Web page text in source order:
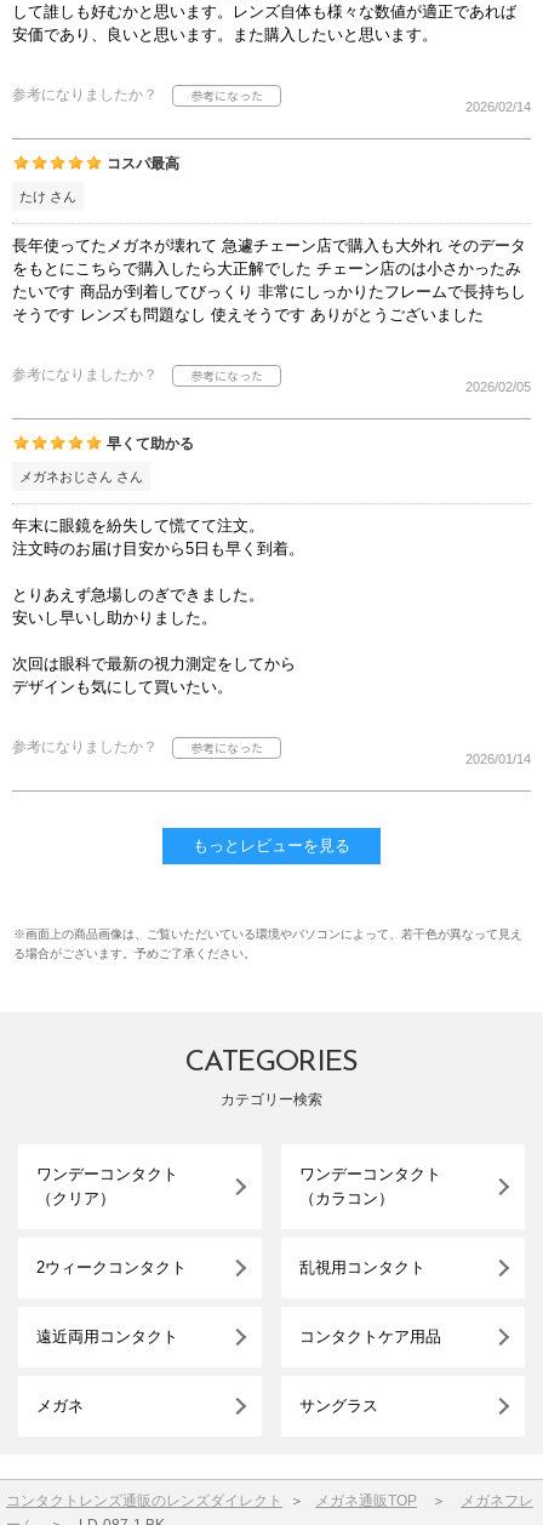
して誰しも好むかと思います。レンズ自体も様々な数値が適正であれば
安価であり、良いと思います。また購入したいと思います。
参考になりましたか？
2026/02/14
コスパ最高
たけ さん
長年使ってたメガネが壊れて 急遽チェーン店で購入も大外れ そのデータ
をもとにこちらで購入したら大正解でした チェーン店のは小さかったみ
たいです 商品が到着してびっくり 非常にしっかりたフレームで長持ちし
そうです レンズも問題なし 使えそうです ありがとうございました
参考になりましたか？
2026/02/05
早くて助かる
メガネおじさん さん
年末に眼鏡を紛失して慌てて注文。
注文時のお届け目安から5日も早く到着。
とりあえず急場しのぎできました。
安いし早いし助かりました。
次回は眼科で最新の視力測定をしてから
デザインも気にして買いたい。
参考になりましたか？
2026/01/14
もっとレビューを見る
※画面上の商品画像は、ご覧いただいている環境やパソコンによって、若干色が異なって見え
る場合がございます。予めご了承ください。
CATEGORIES
カテゴリー検索
ワンデーコンタクト
（クリア）
ワンデーコンタクト
（カラコン）
2ウィークコンタクト 乱視用コンタクト
遠近両用コンタクト コンタクトケア用品
メガネ サングラス
コンタクトレンズ通販のレンズダイレクト ＞ メガネ通販TOP ＞
メガネフレ